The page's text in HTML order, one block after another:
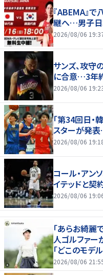
『ABEMA』
継へ…男子日
2026/08/06
サンズ、攻守
に合意…3年
2026/08/06
「第34回日・
スターが発
2026/08/06
コール・アン
イテッドと契
2026/08/06
「あらお綺麗
人ゴルファ
「どこのモデ
2026/08/06